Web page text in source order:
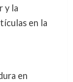
y la
en la
en